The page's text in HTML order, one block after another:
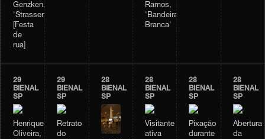
Genzken,
'Strassenfest'
[Festa
de
rua]
Ramos,
'Bandeira
Branca'
29
BIENAL
SP
Henrique
Oliveira,
29
BIENAL
SP
Retrato
do
28
BIENAL
SP
28
BIENAL
SP
Visitante
ativa
28
BIENAL
SP
Pixação
durante
28
BIENAL
SP
Abertura
da